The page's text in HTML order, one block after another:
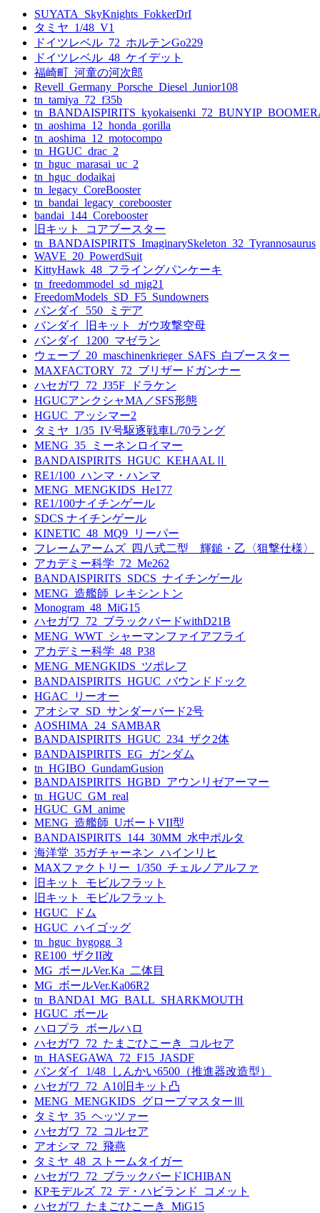
SUYATA_SkyKnights_FokkerDrI
タミヤ_1/48_V1
ドイツレベル_72_ホルテンGo229
ドイツレベル_48_ケイデット
福崎町_河童の河次郎
Revell_Germany_Porsche_Diesel_Junior108
tn_tamiya_72_f35b
tn_aoshima_12_honda_gorilla
tn_aoshima_12_motocompo
tn_HGUC_drac_2
tn_hguc_marasai_uc_2
tn_hguc_dodaikai
tn_legacy_CoreBooster
tn_bandai_legacy_corebooster
bandai_144_Corebooster
旧キット_コアブースター
tn_BANDAISPIRITS_ImaginarySkeleton_32_Tyrannosaurus
WAVE_20_PowerdSuit
KittyHawk_48_フライングパンケーキ
tn_freedommodel_sd_mig21
FreedomModels_SD_F5_Sundowners
バンダイ_550_ミデア
バンダイ_旧キット_ガウ攻撃空母
バンダイ_1200_マゼラン
ウェーブ_20_maschinenkrieger_SAFS_白ブースター
MAXFACTORY_72_ブリザードガンナー
ハセガワ_72_J35F_ドラケン
HGUCアンクシャMA／SFS形態
HGUC_アッシマー2
タミヤ_1/35_IV号駆逐戦車L/70ラング
MENG_35_ミーネンロイマー
BANDAISPIRITS_HGUC_KEHAALⅡ
RE1/100_ハンマ・ハンマ
MENG_MENGKIDS_He177
RE1/100ナイチンゲール
SDCS ナイチンゲール
KINETIC_48_MQ9_リーパー
フレームアームズ_四八式二型 輝鎚・乙〈狙撃仕様〉
アカデミー科学_72_Me262
BANDAISPIRITS_SDCS_ナイチンゲール
MENG_造艦師_レキシントン
Monogram_48_MiG15
ハセガワ_72_ブラックバードwithD21B
MENG_WWT_シャーマンファイアフライ
アカデミー科学_48_P38
MENG_MENGKIDS_ツポレフ
BANDAISPIRITS_HGUC_バウンドドック
HGAC_リーオー
アオシマ_SD_サンダーバード2号
AOSHIMA_24_SAMBAR
BANDAISPIRITS_HGUC_234_ザク2体
BANDAISPIRITS_EG_ガンダム
tn_HGIBO_GundamGusion
BANDAISPIRITS_HGBD_アウンリゼアーマー
tn_HGUC_GM_real
HGUC_GM_anime
MENG_造艦師_UボートVII型
BANDAISPIRITS_144_30MM_水中ポルタ
海洋堂_35ガチャーネン_ハインリヒ
MAXファクトリー_1/350_チェルノアルファ
旧キット_モビルフラット
旧キット_モビルフラット
HGUC_ドム
HGUC_ハイゴッグ
tn_hguc_hygogg_3
RE100_ザクII改
MG_ボールVer.Ka_二体目
MG_ボールVer.Ka06R2
tn_BANDAI_MG_BALL_SHARKMOUTH
HGUC_ボール
ハロプラ_ボールハロ
ハセガワ_72_たまごひこーき_コルセア
tn_HASEGAWA_72_F15_JASDF
バンダイ_1/48_しんかい6500（推進器改造型）
ハセガワ_72_A10旧キット凸
MENG_MENGKIDS_グローブマスターⅢ
タミヤ_35_ヘッツァー
ハセガワ_72_コルセア
アオシマ_72_飛燕
タミヤ_48_ストームタイガー
ハセガワ_72_ブラックバードICHIBAN
KPモデルズ_72_デ・ハビランド_コメット
ハセガワ_たまごひこーき_MiG15